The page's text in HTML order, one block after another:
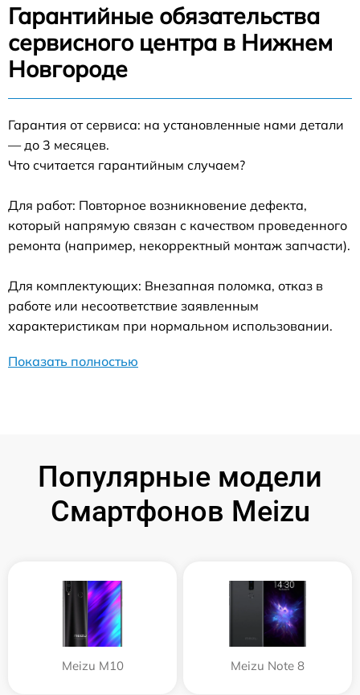
Гарантийные обязательства
сервисного центра в Нижнем
Новгороде
Гарантия от сервиса: на установленные нами детали
— до 3 месяцев.
Что считается гарантийным случаем?
Для работ: Повторное возникновение дефекта,
который напрямую связан с качеством проведенного
ремонта (например, некорректный монтаж запчасти).
Для комплектующих: Внезапная поломка, отказ в
работе или несоответствие заявленным
характеристикам при нормальном использовании.
Показать полностью
Популярные модели
Смартфонов Meizu
Meizu M10 Meizu Note 8